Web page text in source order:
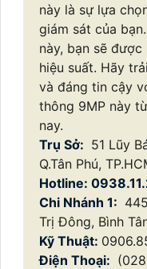
này là sự lựa
giám sát của
này, bạn sẽ
hiệu suất. Hãy
và đáng tin cậy
thông 9MP này
nay.
Trụ Sở: 51 Lũy
Q.Tân Phú,
Hotline:
Chi Nhánh 1:
Trị Đông, Bình
Kỹ Thuật:
Điện Thoại: